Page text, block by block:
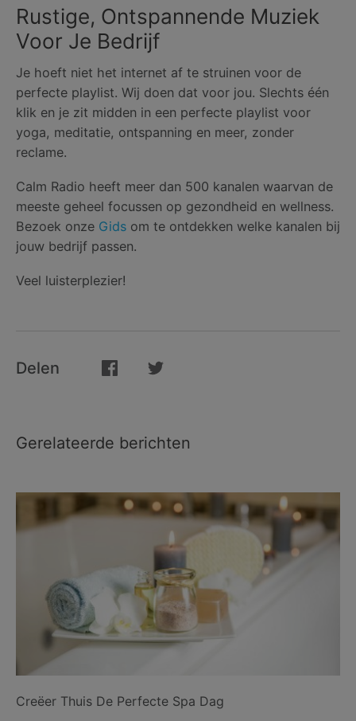
Rustige, Ontspannende Muziek
Voor Je Bedrijf
Je hoeft niet het internet af te struinen voor de
perfecte playlist. Wij doen dat voor jou. Slechts één
klik en je zit midden in een perfecte playlist voor
yoga, meditatie, ontspanning en meer, zonder
reclame.
Calm Radio heeft meer dan 500 kanalen waarvan de
meeste geheel focussen op gezondheid en wellness.
Bezoek onze Gids om te ontdekken welke kanalen bij
jouw bedrijf passen.
Veel luisterplezier!
Delen
Gerelateerde berichten
Creëer Thuis De Perfecte Spa Dag